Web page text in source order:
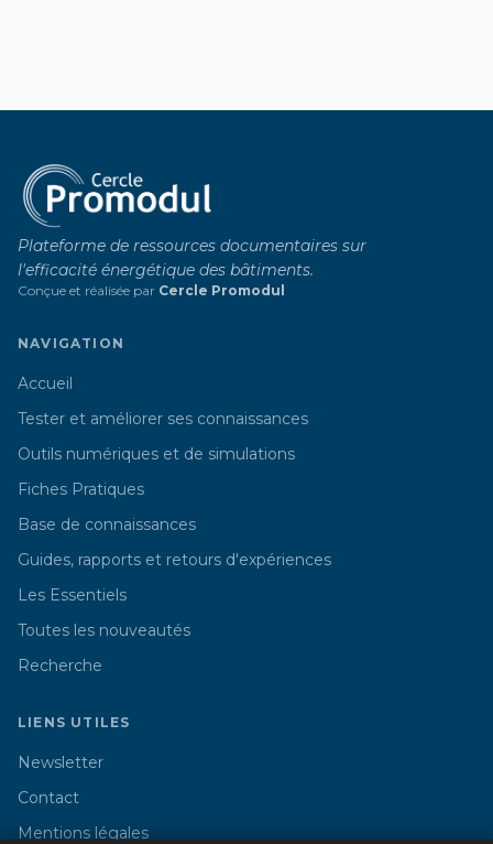
Plateforme de ressources documentaires sur
l'efficacité énergétique des bâtiments.
Conçue et réalisée par Cercle Promodul
NAVIGATION
Accueil
Tester et améliorer ses connaissances
Outils numériques et de simulations
Fiches Pratiques
Base de connaissances
Guides, rapports et retours d'expériences
Les Essentiels
Toutes les nouveautés
Recherche
LIENS UTILES
Newsletter
Contact
Mentions légales